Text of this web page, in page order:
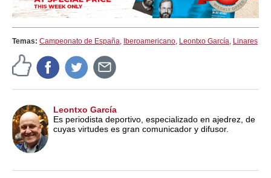
Temas: Campeonato de España, Iberoamericano, Leontxo García, Linares
Leontxo García
Es periodista deportivo, especializado en ajedrez, de
cuyas virtudes es gran comunicador y difusor.